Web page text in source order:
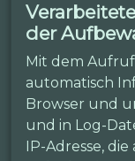
der
Mit dem
automatisch
Browser und
und in Log-
IP-Adresse,